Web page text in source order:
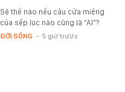
Sẽ thế nào nếu câu cửa miệng
của sếp lúc nào cũng là “AI”?
ĐỜI SỐNG - 5 giờ trước